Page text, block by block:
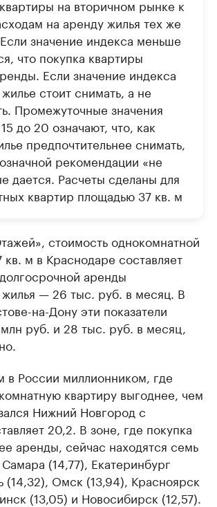
на вторичном рынке к
на аренду жилья тех же
значение индекса меньше
что покупка квартиры
Если значение индекса
стоит снимать, а не
Промежуточные значения
до 20 означают, что, как
предпочтительнее снимать,
рекомендации «не
дается. Расчеты сделаны для
квартир площадью 37 кв. м
стоимость однокомнатной
кв. м в Краснодаре составляет
аренды
жилья — 26 тыс. руб. в месяц. В
на-Дону эти показатели
руб. и 28 тыс. руб. в месяц,
в России миллионником, где
квартиру выгоднее, чем
Нижний Новгород с
20,2. В зоне, где покупка
аренды, сейчас находятся семь
(14,77), Екатеринбург
(14,32), Омск (13,94), Красноярск
(13,05) и Новосибирск (12,57).